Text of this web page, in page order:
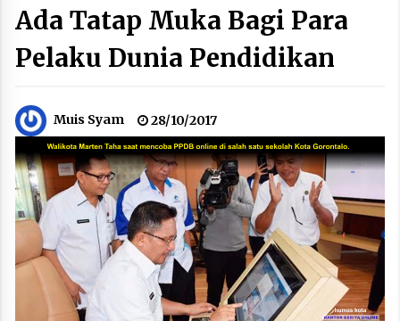
Ada Tatap Muka Bagi Para
Pelaku Dunia Pendidikan
Muis Syam 28/10/2017